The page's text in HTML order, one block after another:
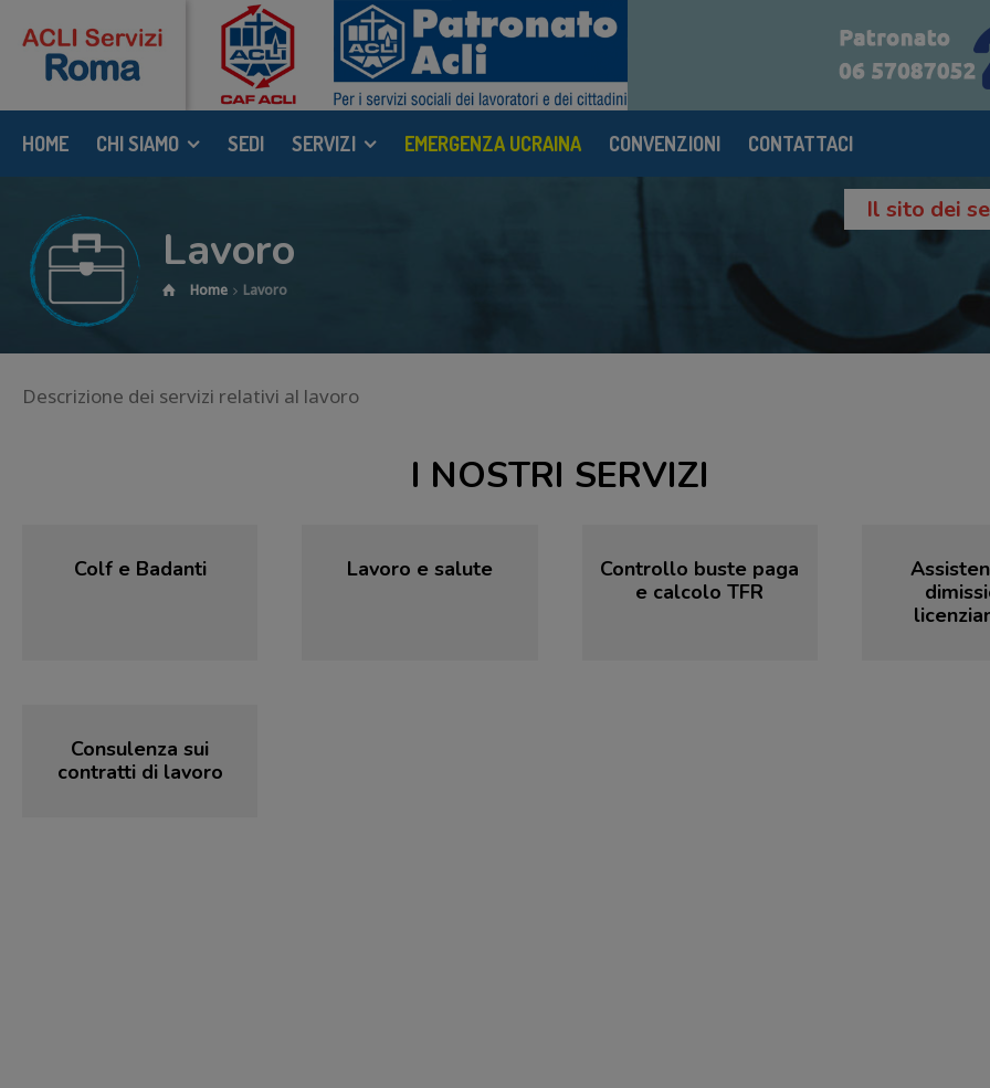
HOME CHI SIAMO SEDI SERVIZI EMERGENZA UCRAINA CONVENZIONI CONTATTACI
Il sito dei
Lavoro
Home Lavoro
Descrizione dei servizi relativi al lavoro
I NOSTRI SERVIZI
Colf e Badanti Lavoro e salute
Controllo buste paga
e calcolo TFR
Consulenza sui
contratti di lavoro